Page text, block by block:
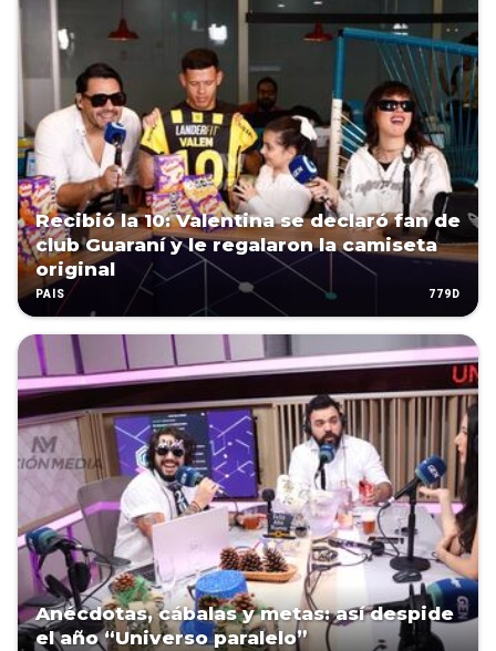
Recibió la 10: Valentina se declaró fan de
club Guaraní y le regalaron la camiseta
original
PAÍS 779D
Anécdotas, cábalas y metas: así despide
el año “Universo paralelo”